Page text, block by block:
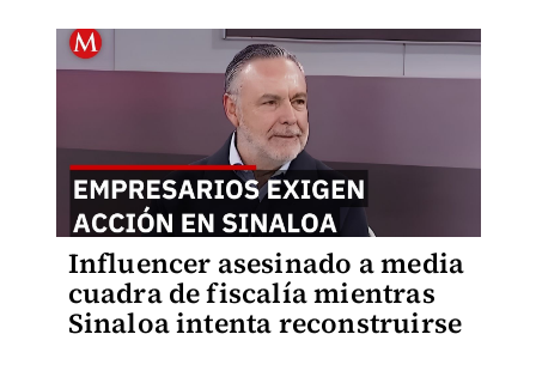
Influencer asesinado a media
cuadra de fiscalía mientras
Sinaloa intenta reconstruirse